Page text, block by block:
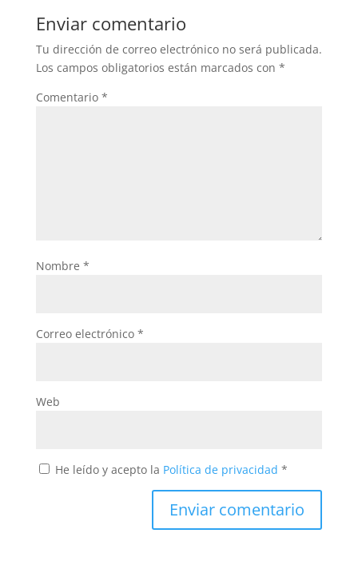
Enviar comentario
Tu dirección de correo electrónico no será publicada.
Los campos obligatorios están marcados con *
Comentario *
Nombre *
Correo electrónico *
Web
He leído y acepto la Política de privacidad *